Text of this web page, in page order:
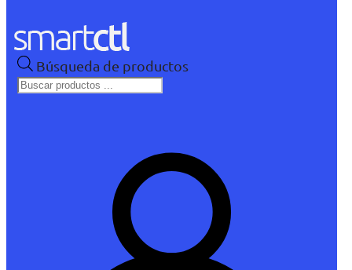
Búsqueda de productos